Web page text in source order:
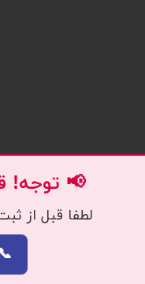
📢 توجه!
لطفا قبل از